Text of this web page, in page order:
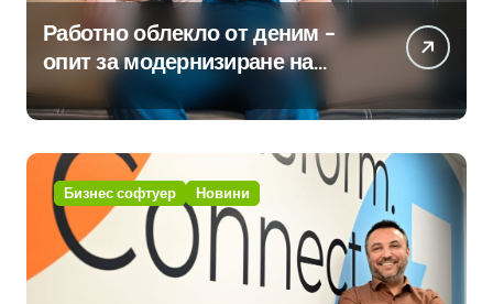
Работно облекло от деним –
опит за модернизиране на
традицията
Бизнес софтуер Новини